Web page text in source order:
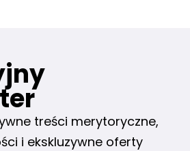
treści merytoryczne,
i ekskluzywne oferty